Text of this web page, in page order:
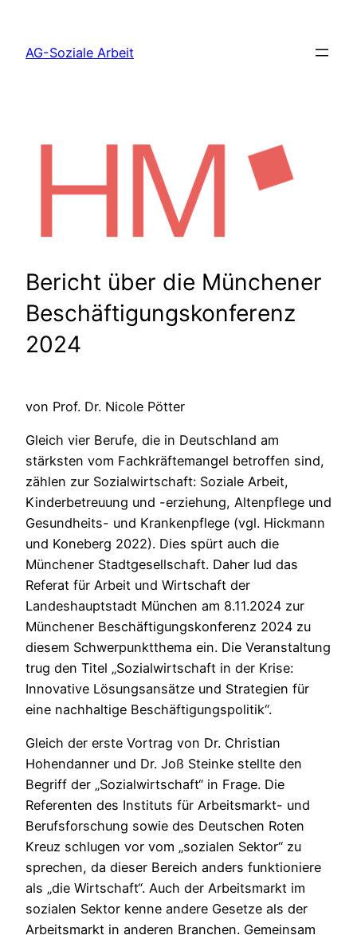
springen
AG-Soziale Arbeit
Bericht über die Münchener
Beschäftigungskonferenz
2024
von Prof. Dr. Nicole Pötter
Gleich vier Berufe, die in Deutschland am
stärksten vom Fachkräftemangel betroffen sind,
zählen zur Sozialwirtschaft: Soziale Arbeit,
Kinderbetreuung und -erziehung, Altenpflege und
Gesundheits- und Krankenpflege (vgl. Hickmann
und Koneberg 2022). Dies spürt auch die
Münchener Stadtgesellschaft. Daher lud das
Referat für Arbeit und Wirtschaft der
Landeshauptstadt München am 8.11.2024 zur
Münchener Beschäftigungskonferenz 2024 zu
diesem Schwerpunktthema ein. Die Veranstaltung
trug den Titel „Sozialwirtschaft in der Krise:
Innovative Lösungsansätze und Strategien für
eine nachhaltige Beschäftigungspolitik“.
Gleich der erste Vortrag von Dr. Christian
Hohendanner und Dr. Joß Steinke stellte den
Begriff der „Sozialwirtschaft“ in Frage. Die
Referenten des Instituts für Arbeitsmarkt- und
Berufsforschung sowie des Deutschen Roten
Kreuz schlugen vor vom „sozialen Sektor“ zu
sprechen, da dieser Bereich anders funktioniere
als „die Wirtschaft“. Auch der Arbeitsmarkt im
sozialen Sektor kenne andere Gesetze als der
Arbeitsmarkt in anderen Branchen. Gemeinsam